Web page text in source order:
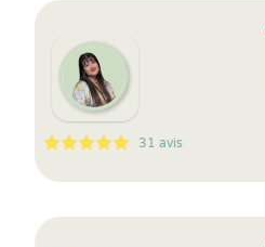
5
1
5
31 31 avis